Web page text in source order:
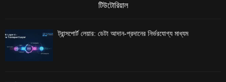
টিউটোরিয়াল
ট্রান্সপোর্ট লেয়ার: ডেটা আদান-প্রদানের নির্ভরযোগ্য মাধ্যম